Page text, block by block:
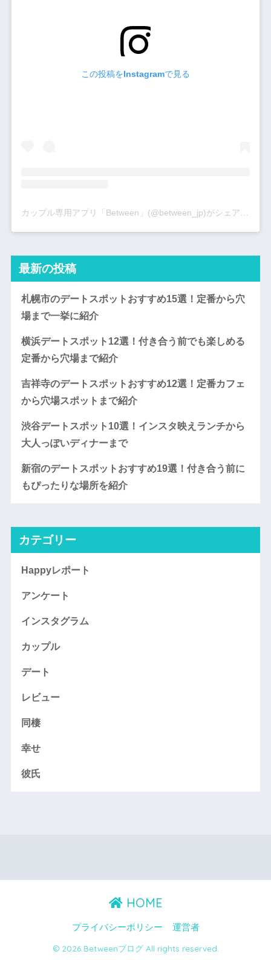
この投稿をInstagramで見る
最新の投稿
札幌市のデートスポットおすすめ15選！定番から穴
場まで一挙に紹介
横浜デートスポット12選！付き合う前でも楽しめる
定番から穴場まで紹介
吉祥寺のデートスポットおすすめ12選！定番カフェ
から穴場スポットまで紹介
渋谷デートスポット10選！インスタ映えランチから
大人っぽいディナーまで
新宿のデートスポットおすすめ19選！付き合う前に
もぴったりな場所を紹介
カテゴリー
Happyレポート
アンケート
インスタグラム
カップル
デート
レビュー
同棲
幸せ
彼氏
HOME
プライバシーポリシー 運営者
© 2026 Betweenブログ All rights reserved.